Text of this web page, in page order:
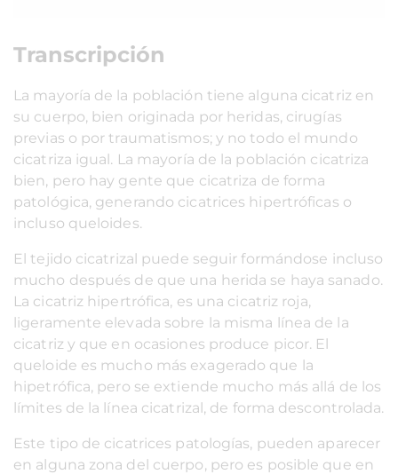
Transcripción
La mayoría de la población tiene alguna cicatriz en
su cuerpo, bien originada por heridas, cirugías
previas o por traumatismos; y no todo el mundo
cicatriza igual. La mayoría de la población cicatriza
bien, pero hay gente que cicatriza de forma
patológica, generando cicatrices hipertróficas o
incluso queloides.
El tejido cicatrizal puede seguir formándose incluso
mucho después de que una herida se haya sanado.
La cicatriz hipertrófica, es una cicatriz roja,
ligeramente elevada sobre la misma línea de la
cicatriz y que en ocasiones produce picor. El
queloide es mucho más exagerado que la
hipetrófica, pero se extiende mucho más allá de los
límites de la línea cicatrizal, de forma descontrolada.
Este tipo de cicatrices patologías, pueden aparecer
en alguna zona del cuerpo, pero es posible que en